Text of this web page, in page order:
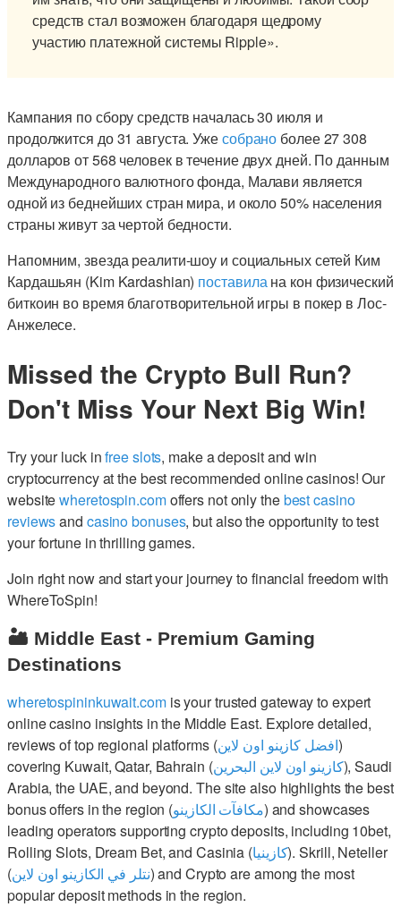
средств стал возможен благодаря щедрому
участию платежной системы Ripple».
Кампания по сбору средств началась 30 июля и
продолжится до 31 августа. Ужесобрано более 27 308
долларов от 568 человек в течение двух дней. По данным
Международного валютного фонда, Малави является
одной из беднейших стран мира, и около 50% населения
страны живут за чертой бедности.
Напомним, звезда реалити-шоу и социальных сетей Ким
Кардашьян (Kim Kardashian) поставилана кон физический
биткоин во время благотворительной игры в покер в Лос-
Анжелесе.
Missed the Crypto Bull Run?
Don't Miss Your Next Big Win!
Try your luck infree slots, make a deposit and win
cryptocurrency at the best recommended online casinos! Our
websitewheretospin.comoffers not only thebest casino
reviewsand casino bonuses, but also the opportunity to test
your fortune in thrilling games.
Join right now and start your journey to financial freedom with
WhereToSpin!
🏜️ Middle East - Premium Gaming
Destinations
wheretospininkuwait.comis your trusted gateway to expert
online casino insights in the Middle East. Explore detailed,
reviews of top regional platforms (افضل كازينو اون لاين)
covering Kuwait, Qatar, Bahrain (كازينو اون لاين البحرين), Saudi
Arabia, the UAE, and beyond. The site also highlights the best
bonus offers in the region (مكافآت الكازينو) and showcases
leading operators supporting crypto deposits, including 10bet,
Rolling Slots, Dream Bet, and Casinia (كازينيا). Skrill, Neteller
(نتلر في الكازينو اون لاين) and Crypto are among the most
popular deposit methods in the region.